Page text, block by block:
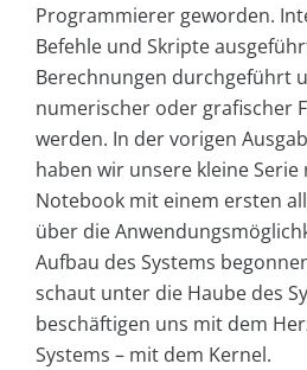
Programmierer geworden.
Befehle und Skripte
Berechnungen durchgeführt
numerischer oder grafischer
werden. In der vorigen
haben wir unsere kleine
Notebook mit einem ersten
über die
Aufbau des Systems
schaut unter die Haube des
beschäftigen uns mit dem
Systems – mit dem Kernel.